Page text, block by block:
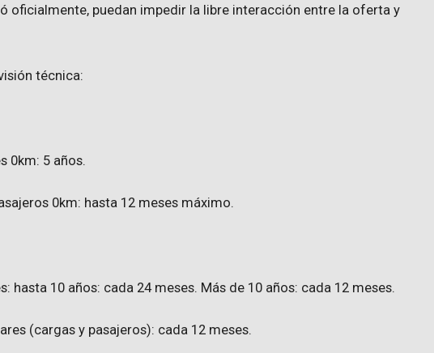
oficialmente, puedan impedir la libre interacción entre la oferta y
técnica:
0km: 5 años.
0km: hasta 12 meses máximo.
hasta 10 años: cada 24 meses. Más de 10 años: cada 12 meses.
(cargas y pasajeros): cada 12 meses.